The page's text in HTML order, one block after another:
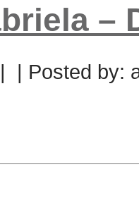
–
| Posted by: